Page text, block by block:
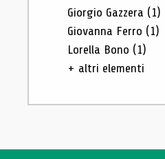
Giorgio Gazzera (1)
Giovanna Ferro (1)
Lorella Bono (1)
+ altri elementi